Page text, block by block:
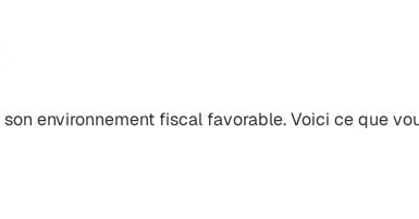
environnement fiscal favorable. Voici ce que